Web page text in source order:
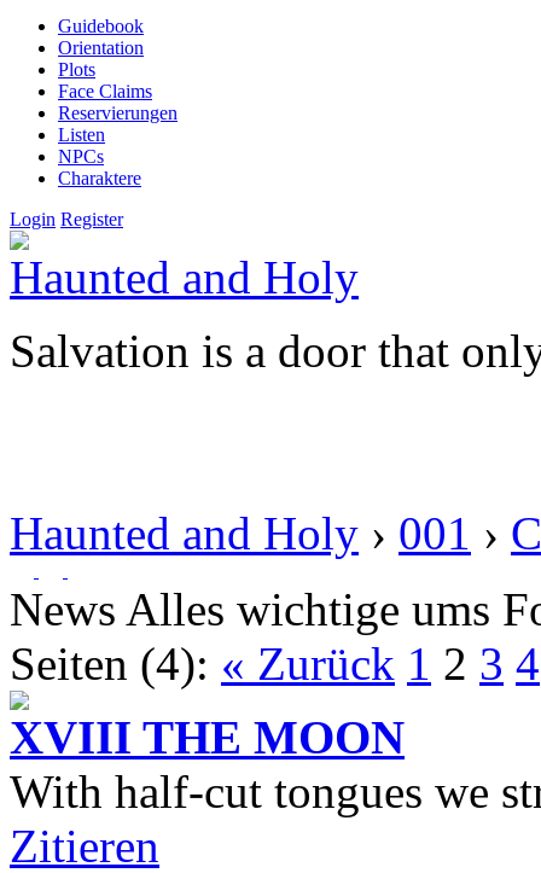
Guidebook
Orientation
Plots
Face Claims
Reservierungen
Listen
NPCs
Charaktere
Login Register
Haunted and Holy
Salvation is a door that
Haunted and Holy › 001 ›
News Alles wichtige ums
Seiten (4): « Zurück 1 2 3 4
XVIII THE MOON
With half-cut tongues we
Zitieren